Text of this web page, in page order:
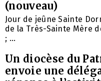
(nouveau)
Jour de jeûne Sainte
de la Très-Sainte Mère
; ...
Un diocèse du
envoie une